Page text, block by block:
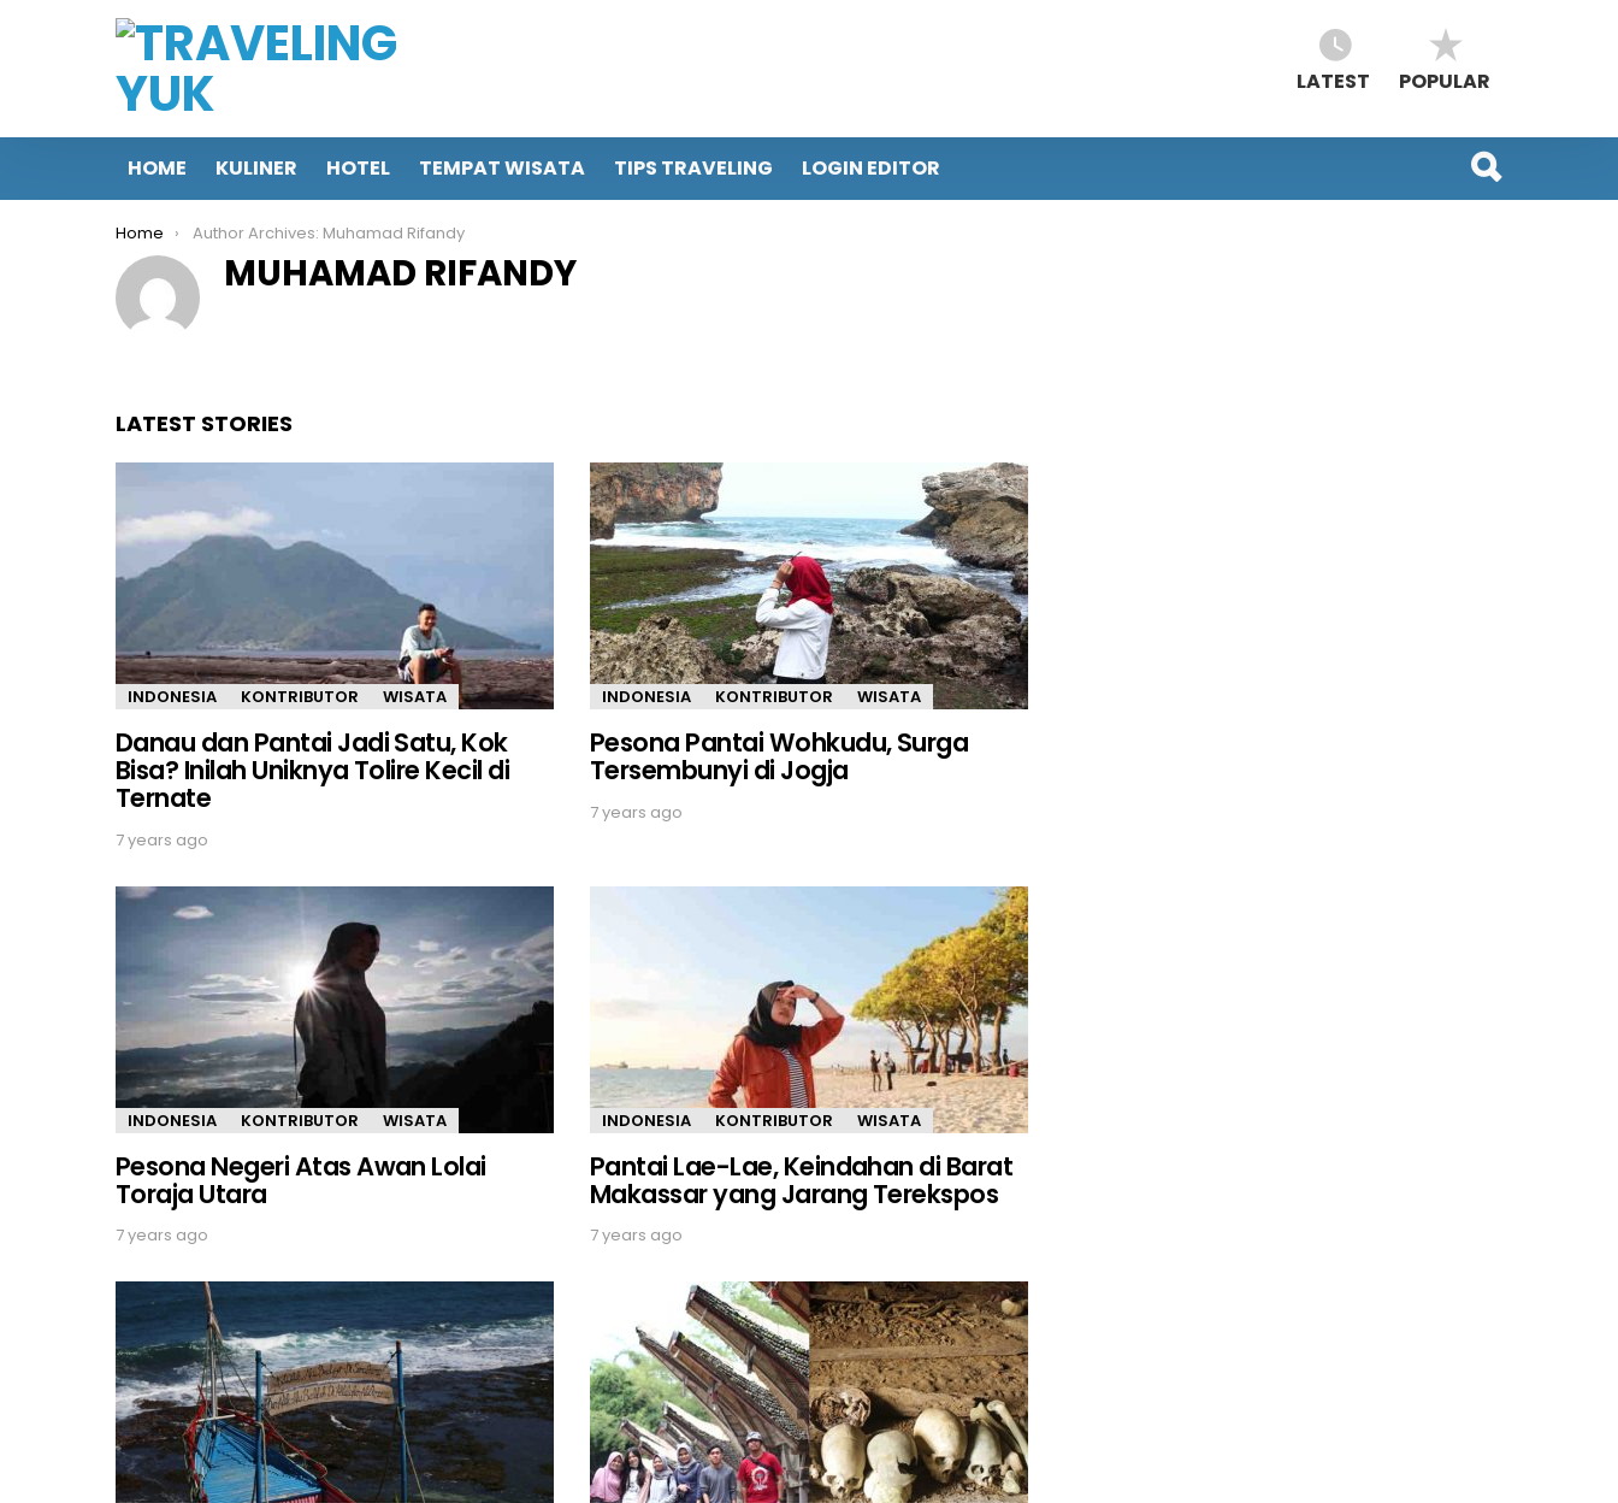
LATEST POPULAR
HOME KULINER HOTEL TEMPAT WISATA TIPS TRAVELING LOGIN EDITOR
You are here:
Home Author Archives: Muhamad Rifandy
MUHAMAD RIFANDY
LATEST STORIES
INDONESIA KONTRIBUTOR WISATA
Danau dan Pantai Jadi Satu, Kok
Bisa? Inilah Uniknya Tolire Kecil di
Ternate
7 years ago
INDONESIA KONTRIBUTOR WISATA
Pesona Pantai Wohkudu, Surga
Tersembunyi di Jogja
7 years ago
INDONESIA KONTRIBUTOR WISATA
Pesona Negeri Atas Awan Lolai
Toraja Utara
7 years ago
INDONESIA KONTRIBUTOR WISATA
Pantai Lae-Lae, Keindahan di Barat
Makassar yang Jarang Terekspos
7 years ago